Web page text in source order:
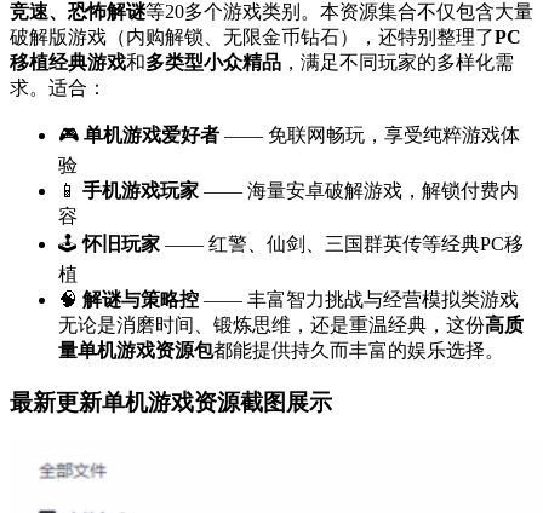
竞速、恐怖解谜等20多个游戏类别。本资源集合不仅包含大量
破解版游戏（内购解锁、无限金币钻石），还特别整理了PC
移植经典游戏和多类型小众精品 ，满足不同玩家的多样化需
求。适合：
🎮 单机游戏爱好者 —— 免联网畅玩，享受纯粹游戏体
验
📱 手机游戏玩家 —— 海量安卓破解游戏，解锁付费内
容
🕹️怀旧玩家 —— 红警、仙剑、三国群英传等经典PC移
植
🧠 解谜与策略控 —— 丰富智力挑战与经营模拟类游戏
无论是消磨时间、锻炼思维，还是重温经典，这份高质
量单机游戏资源包都能提供持久而丰富的娱乐选择。
最新更新单机游戏资源截图展示